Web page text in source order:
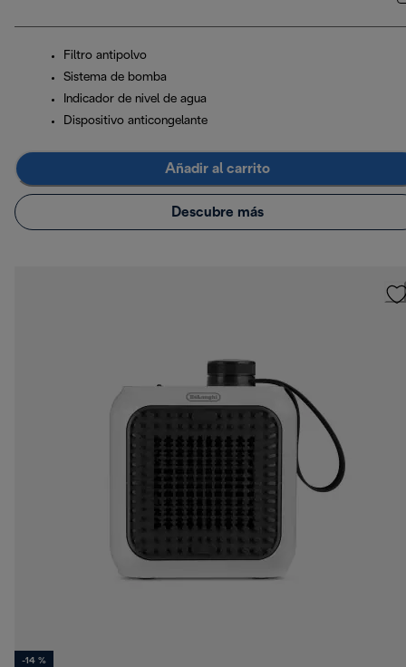
Filtro antipolvo
Sistema de bomba
Indicador de nivel de agua
Dispositivo anticongelante
Añadir al carrito
Descubre más
-14 %